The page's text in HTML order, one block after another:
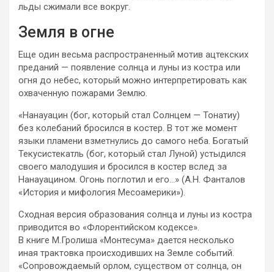
льды сжимали все вокруг.
Земля в огне
Еще один весьма распространенный мотив ацтекских
преданий — появление солнца и луны из костра или
огня до небес, который можно интерпретировать как
охваченную пожарами Землю.
«Нанауацин (бог, который стал Солнцем — Тонатиу)
без колебаний бросился в костер. В тот же момент
языки пламени взметнулись до самого неба. Богатый
Текусистекатль (бог, который стал Луной) устыдился
своего малодушия и бросился в костер вслед за
Нанауацином. Огонь поглотил и его…» (А.Н. Фанталов
«История и мифология Месоамерики»).
Сходная версия образования солнца и луны из костра
приводится во «Флорентийском кодексе».
В книге М.Гролиша «Монтесума» дается несколько
иная трактовка происходивших на Земле событий.
«Сопровождаемый орлом, существом от солнца, он